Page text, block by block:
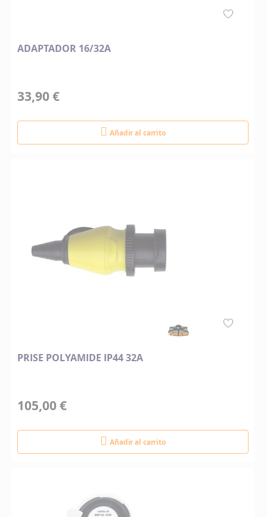
ADAPTADOR 16/32A
33,90 €
Añadir al carrito
PRISE POLYAMIDE IP44 32A
105,00 €
Añadir al carrito